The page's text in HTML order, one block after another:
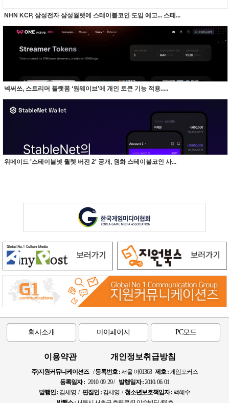
NHN KCP, 삼성전자 삼성월렛에 스테이블코인 도입 예고... 스테...
넥써쓰, 스트리머 플랫폼 ‘원웨이브’에 개인 토큰 기능 적용.....
위메이드 '스테이블넷 월렛 버전 2' 공개, 원화 스테이블코인 사...
회사소개 마이페이지 PC모드
이용약관 개인정보취급방침
주)지원커뮤니케이션즈/등록번호 :서울 아01363 제호 :게임포커스
등록일자 : 2010. 09. 29 / 발행일자 :2010. 06. 01
발행인 : 김세영 / 편집인 : 김세영 /청소년보호책임자 : 백혜수